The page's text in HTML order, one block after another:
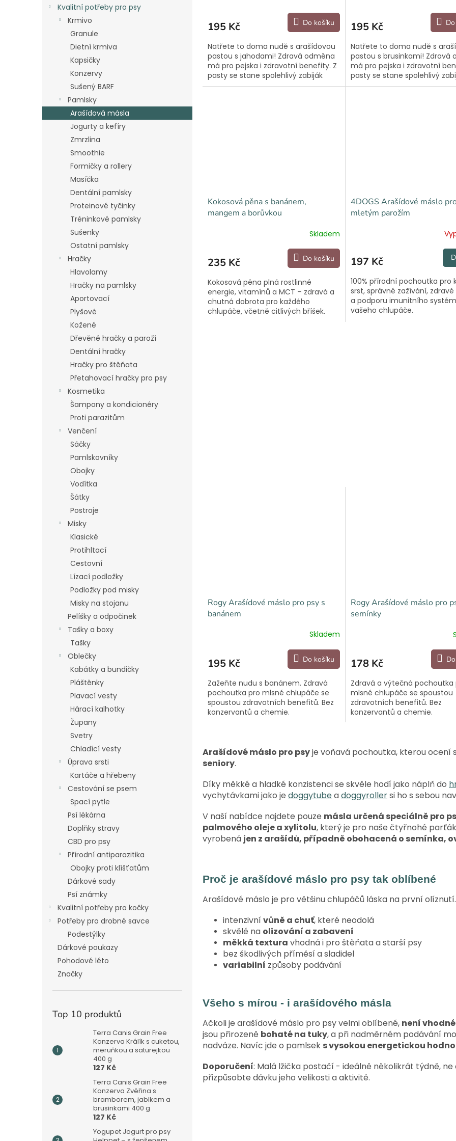
Kvalitní potřeby pro psy
Krmivo
Granule
Dietní krmiva
Kapsičky
Konzervy
Sušený BARF
Pamlsky
Arašídová másla
Jogurty a kefíry
Zmrzlina
Smoothie
Formičky a rollery
Masíčka
Dentální pamlsky
Proteinové tyčinky
Tréninkové pamlsky
Sušenky
Ostatní pamlsky
Hračky
Hlavolamy
Hračky na pamlsky
Aportovací
Plyšové
Kožené
Dřevěné hračky a paroží
Dentální hračky
Hračky pro štěňata
Přetahovací hračky pro psy
Kosmetika
Šampony a kondicionéry
Proti parazitům
Venčení
Sáčky
Pamlskovníky
Obojky
Vodítka
Šátky
Postroje
Misky
Klasické
Protihltací
Cestovní
Lízací podložky
Podložky pod misky
Misky na stojanu
Pelíšky a odpočinek
Tašky a boxy
Tašky
Oblečky
Kabátky a bundičky
Pláštěnky
Plavací vesty
Hárací kalhotky
Župany
Svetry
Chladící vesty
Úprava srsti
Kartáče a hřebeny
Cestování se psem
Spací pytle
Psí lékárna
Doplňky stravy
CBD pro psy
Přírodní antiparazitika
Obojky proti klíšťatům
Dárkové sady
Psí známky
Kvalitní potřeby pro kočky
Potřeby pro drobné savce
Podestýlky
Dárkové poukazy
Pohodové léto
Značky
Top 10 produktů
Terra Canis Grain Free
Konzerva Králík s cuketou,
meruňkou a saturejkou
400 g
127 Kč
Terra Canis Grain Free
Konzerva Zvěřina s
bramborem, jablkem a
brusinkami 400 g
127 Kč
Yogupet Jogurt pro psy
195 Kč Do košíku
Natřete to doma nudě s arašídovou
pastou s jahodami! Zdravá odměna
má pro pejska i zdravotní benefity. Z
pasty se stane spolehlivý zabiják
nudy nejlépe v kombinaci s lízací
195 Kč
Natřete to doma nudě s
pastou s brusinkami! Zdravá
má pro pejska i zdravotní
pasty se stane spolehlivý
nudy nejlépe v kombinaci s
Kokosová pěna s banánem,
mangem a borůvkou
Skladem
235 Kč Do košíku
Kokosová pěna plná rostlinné
energie, vitamínů a MCT – zdravá a
chutná dobrota pro každého
chlupáče, včetně citlivých bříšek.
4DOGS Arašídové máslo
mletým parožím
197 Kč
100% přírodní pochoutka pro
srst, správné zažívání,
a podporu imunitního
vašeho chlupáče.
Rogy Arašídové máslo pro psy s
banánem
Skladem
195 Kč Do košíku
Zažeňte nudu s banánem. Zdravá
pochoutka pro mlsné chlupáče se
spoustou zdravotních benefitů. Bez
konzervantů a chemie.
Rogy Arašídové máslo pro
semínky
178 Kč
Zdravá a výtečná pochoutka
mlsné chlupáče se spoustou
zdravotních benefitů. Bez
konzervantů a chemie.
l
a
c
p
r
v
k
p
s
Arašídové máslo pro psyje voňavá pochoutka, kterou ocení
seniory.
Díky měkké a hladké konzistenci se skvěle hodí jako náplň do
vychytávkami jako je doggytubeadoggyrollersi ho s sebou
V naší nabídce najdete pouze másla určená speciálně pro
palmového oleje a xylitolu, který je pro naše čtyřnohé
vyrobená jen z arašídů, případně obohacená o semínka,
Proč je arašídové máslo pro psy tak oblíbené
Arašídové máslo je pro většinu chlupáčů láska na první
intenzivní vůně a chuť, které neodolá
skvělé na olizování a zabavení
měkká textura vhodná i pro štěňata a starší psy
bez škodlivých příměsí a sladidel
variabilní způsoby podávání
Všeho s mírou - i arašídového másla
Ačkoli je arašídové máslo pro psy velmi oblíbené, není
jsou přirozeně bohaté na tuky, a při nadměrném podávání
nadváze. Navíc jde o pamlsek s vysokou energetickou
Doporučení: Malá lžička postačí - ideálně několikrát týdně,
přizpůsobte dávku jeho velikosti a aktivitě.